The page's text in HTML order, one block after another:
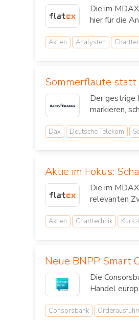
Die im
hier für die
Aktien Analysten
Sommerflaute statt
Der gestrige
markieren,
Dax Deutsche Telekom
Aktie im Fokus:
Die im
relevanten
Aktien Charttechnik
Neue BNPP Smart
Die
Handel
Consorsbank